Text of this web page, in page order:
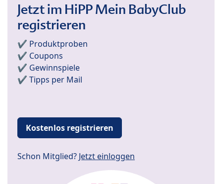
Jetzt im HiPP Mein BabyClub
registrieren
✔️ Produktproben
✔️ Coupons
✔️ Gewinnspiele
✔️ Tipps per Mail
Kostenlos registrieren
Schon Mitglied? Jetzt einloggen